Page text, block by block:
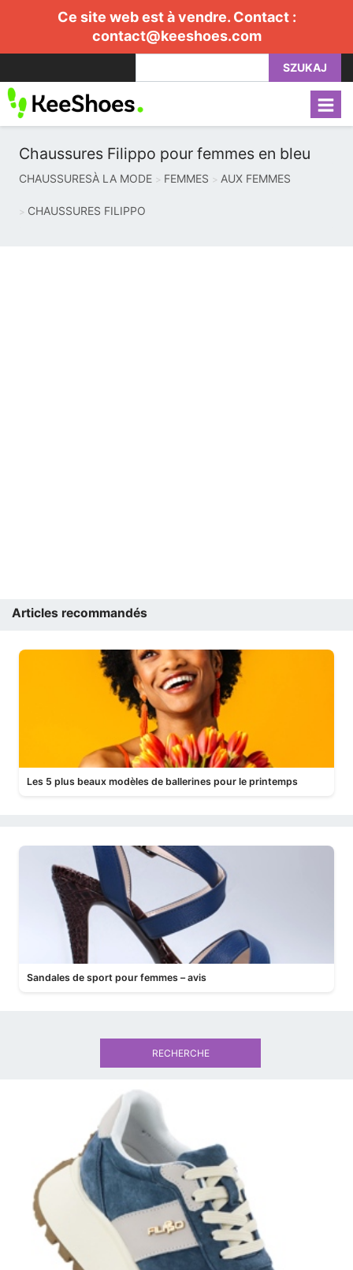
Ce site web est à vendre. Contact :
contact@keeshoes.com
SZUKAJ
Chaussures Filippo pour femmes en bleu
CHAUSSURESÀ LA MODE FEMMES AUX FEMMES
CHAUSSURES FILIPPO
Articles recommandés
Les 5 plus beaux modèles de ballerines pour le printemps
Sandales de sport pour femmes – avis
RECHERCHE